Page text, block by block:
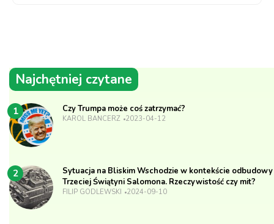
Najchętniej czytane
1 Czy Trumpa może coś zatrzymać?
KAROL BANCERZ 2023-04-12
2
Sytuacja na Bliskim Wschodzie w kontekście odbudowy
Trzeciej Świątyni Salomona. Rzeczywistość czy mit?
FILIP GODLEWSKI 2024-09-10